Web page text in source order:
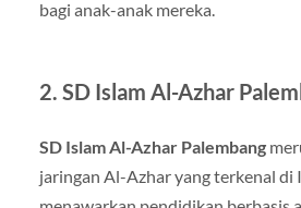
bagi anak-anak mereka.
2. SD Islam Al-Azhar
SD Islam Al-Azhar Palembang
jaringan Al-Azhar yang terkenal di